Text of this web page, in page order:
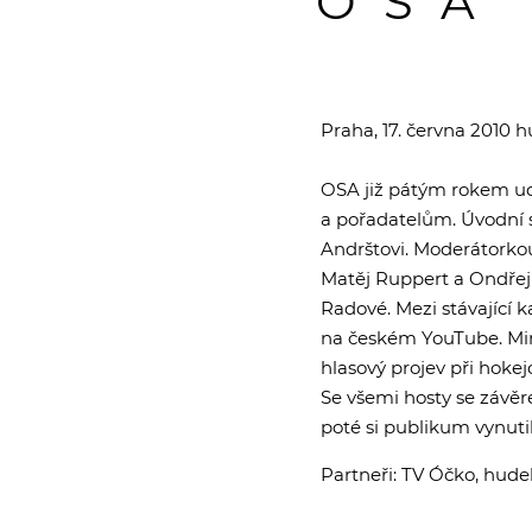
Praha, 17. června 2010
OSA již pátým rokem
a pořadatelům. Úvodní
Andrštovi.
Matěj Ruppert a
Radové. Mezi stávající
na českém YouTube.
hlasový projev při
Se všemi hosty se
poté si publikum
Partneři: TV Óčko,